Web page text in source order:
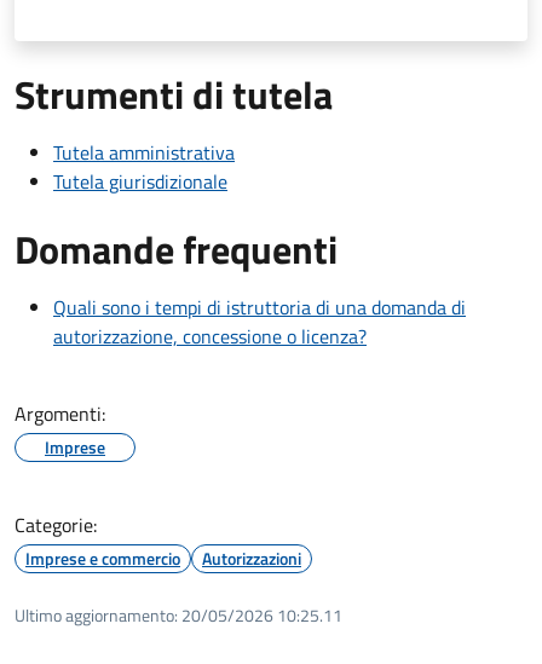
Strumenti di tutela
Tutela amministrativa
Tutela giurisdizionale
Domande frequenti
Quali sono i tempi di istruttoria di una domanda di
autorizzazione, concessione o licenza?
Argomenti:
Imprese
Categorie:
Imprese e commercio Autorizzazioni
Ultimo aggiornamento: 20/05/2026 10:25.11